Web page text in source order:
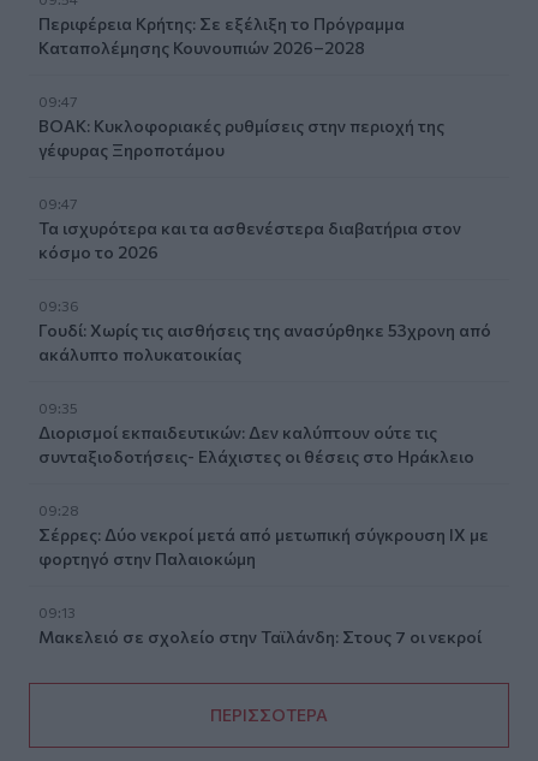
Περιφέρεια Κρήτης: Σε εξέλιξη το Πρόγραμμα
Καταπολέμησης Κουνουπιών 2026–2028
09:47
ΒΟΑΚ: Κυκλοφοριακές ρυθμίσεις στην περιοχή της
γέφυρας Ξηροποτάμου
09:47
Τα ισχυρότερα και τα ασθενέστερα διαβατήρια στον
κόσμο το 2026
09:36
Γουδί: Χωρίς τις αισθήσεις της ανασύρθηκε 53χρονη από
ακάλυπτο πολυκατοικίας
09:35
Διορισμοί εκπαιδευτικών: Δεν καλύπτουν ούτε τις
συνταξιοδοτήσεις- Ελάχιστες οι θέσεις στο Ηράκλειο
09:28
Σέρρες: Δύο νεκροί μετά από μετωπική σύγκρουση ΙΧ με
φορτηγό στην Παλαιοκώμη
09:13
Μακελειό σε σχολείο στην Ταϊλάνδη: Στους 7 οι νεκροί
ΠΕΡΙΣΣΟΤΕΡΑ